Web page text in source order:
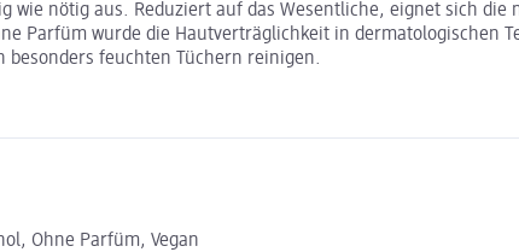
wie nötig aus. Reduziert auf das Wesentliche, eignet sich
Parfüm wurde die Hautverträglichkeit in dermatologischen
besonders feuchten Tüchern reinigen.
Ohne Parfüm, Vegan